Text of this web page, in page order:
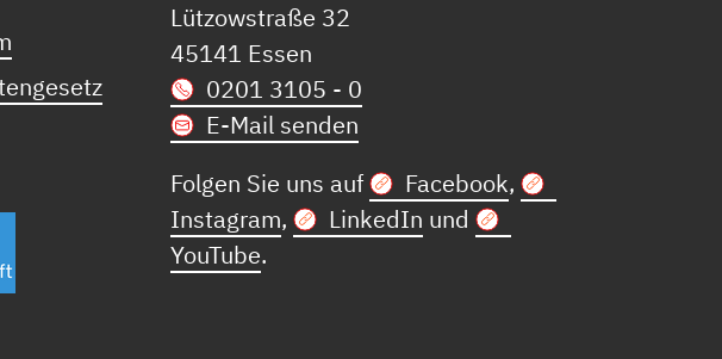
Lützowstraße 32
45141 Essen
0201 3105 - 0
E-Mail senden
Folgen Sie uns auf
Facebook,
Instagram, LinkedIn und
YouTube.